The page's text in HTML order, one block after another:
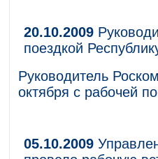
20.10.2009
поездкой
Руководитель
октября с рабочей
05.10.2009